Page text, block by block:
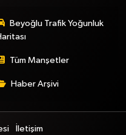
Beyoğlu Trafik Yoğunluk
Tüm Manşetler
Haber Arşivi
İletişim